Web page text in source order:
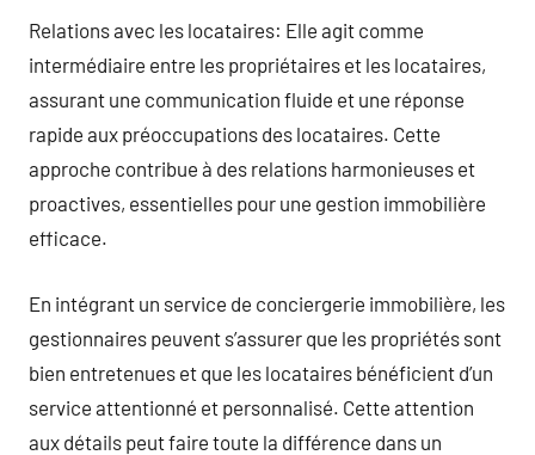
Relations avec les locataires: Elle agit comme
intermédiaire entre les propriétaires et les locataires,
assurant une communication fluide et une réponse
rapide aux préoccupations des locataires. Cette
approche contribue à des relations harmonieuses et
proactives, essentielles pour une gestion immobilière
efficace.
En intégrant un service de conciergerie immobilière, les
gestionnaires peuvent s’assurer que les propriétés sont
bien entretenues et que les locataires bénéficient d’un
service attentionné et personnalisé. Cette attention
aux détails peut faire toute la différence dans un